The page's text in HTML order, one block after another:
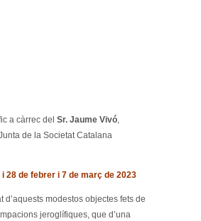
a càrrec del Sr. Jaume Vivó,
de la Societat Catalana
i 28 de febrer i 7 de març de 2023
d’aquests modestos objectes fets de
jeroglífiques, que d’una